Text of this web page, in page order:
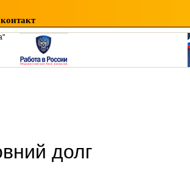
контакт
долг